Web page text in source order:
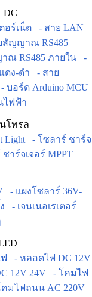
DC
อร์เน็ต
- สาย LAN
สัญญาณ RS485
ณ RS485 ภายใน
-
ดง-ดำ
- สาย
- บอร์ด Arduino MCU
ไฟฟ้า
โทรล
Light
- โซลาร์ ชาร์จ
าร์จเจอร์ MPPT
- แผงโซลาร์ 36V-
- เจนเนอเรเตอร์
- หลอดไฟ DC 12V
12V 24V
- โคมไฟ
คมไฟถนน AC 220V